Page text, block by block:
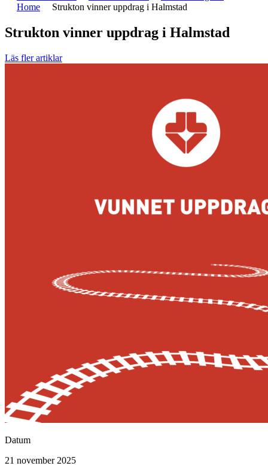
Home
Strukton vinner uppdrag i Halmstad
Strukton vinner uppdrag i Halmstad
Läs fler artiklar
Datum
21 november 2025